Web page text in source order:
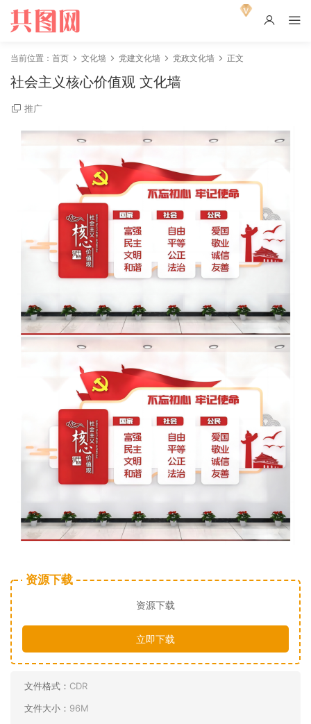
当前位置： 首页 文化墙 党建文化墙 党政文化墙 正文
社会主义核心价值观 文化墙
推广
资源下载
资源下载
立即下载
文件格式： CDR
文件大小： 96M